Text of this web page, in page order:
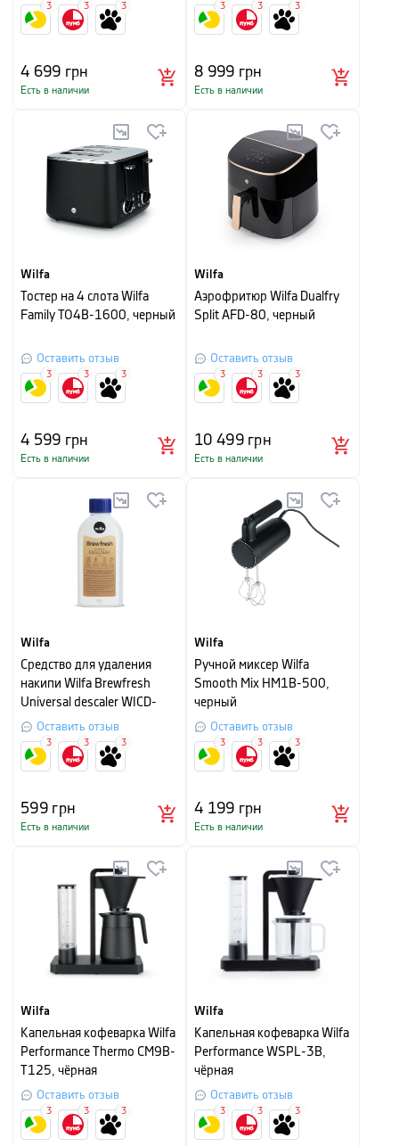
4 699 грн
Есть в наличии
3 3 3
8 999 грн
Есть в наличии
3 3 3
Wilfa
Тостер на 4 слота Wilfa
Family TO4B-1600, черный
Оставить отзыв
4 599 грн
Есть в наличии
3 3 3
Wilfa
Аэрофритюр Wilfa Dualfry
Split AFD-80, черный
Оставить отзыв
10 499грн
Есть в наличии
3 3 3
Wilfa
Средство для удаления
накипи Wilfa Brewfresh
Universal descaler WICD-
250Оставить отзыв
599грн
Есть в наличии
3 3 3
Wilfa
Ручной миксер Wilfa
Smooth Mix HM1B-500,
черный
Оставить отзыв
4 199 грн
Есть в наличии
3 3 3
Wilfa
Капельная кофеварка Wilfa
Performance Thermo CM9B-
T125, чёрная
Оставить отзыв
3 3 3
Wilfa
Капельная кофеварка Wilfa
Performance WSPL-3B,
чёрная
Оставить отзыв
3 3 3